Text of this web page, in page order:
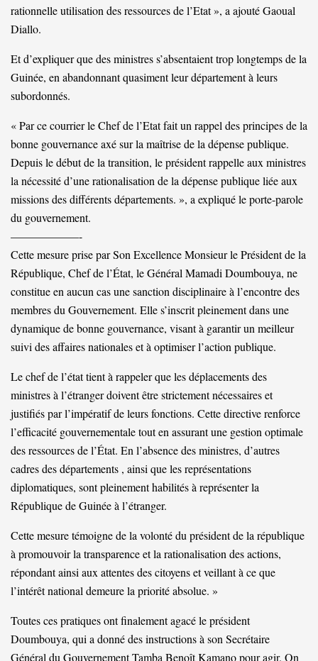
rationnelle utilisation des ressources de l’Etat », a ajouté Gaoual
Diallo.
Et d’expliquer que des ministres s’absentaient trop longtemps de la
Guinée, en abandonnant quasiment leur département à leurs
subordonnés.
« Par ce courrier le Chef de l’Etat fait un rappel des principes de la
bonne gouvernance axé sur la maîtrise de la dépense publique.
Depuis le début de la transition, le président rappelle aux ministres
la nécessité d’une rationalisation de la dépense publique liée aux
missions des différents départements. », a expliqué le porte-parole
du gouvernement.
——————-
Cette mesure prise par Son Excellence Monsieur le Président de la
République, Chef de l’État, le Général Mamadi Doumbouya, ne
constitue en aucun cas une sanction disciplinaire à l’encontre des
membres du Gouvernement. Elle s’inscrit pleinement dans une
dynamique de bonne gouvernance, visant à garantir un meilleur
suivi des affaires nationales et à optimiser l’action publique.
Le chef de l’état tient à rappeler que les déplacements des
ministres à l’étranger doivent être strictement nécessaires et
justifiés par l’impératif de leurs fonctions. Cette directive renforce
l’efficacité gouvernementale tout en assurant une gestion optimale
des ressources de l’État. En l’absence des ministres, d’autres
cadres des départements , ainsi que les représentations
diplomatiques, sont pleinement habilités à représenter la
République de Guinée à l’étranger.
Cette mesure témoigne de la volonté du président de la république
à promouvoir la transparence et la rationalisation des actions,
répondant ainsi aux attentes des citoyens et veillant à ce que
l’intérêt national demeure la priorité absolue. »
Toutes ces pratiques ont finalement agacé le président
Doumbouya, qui a donné des instructions à son Secrétaire
Général du Gouvernement Tamba Benoît Kamano pour agir. On